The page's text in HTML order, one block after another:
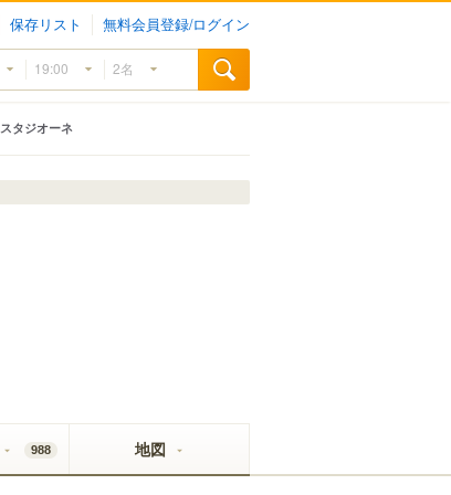
保存リスト 無料会員登録/ログイン
タジオーネ
988 地図